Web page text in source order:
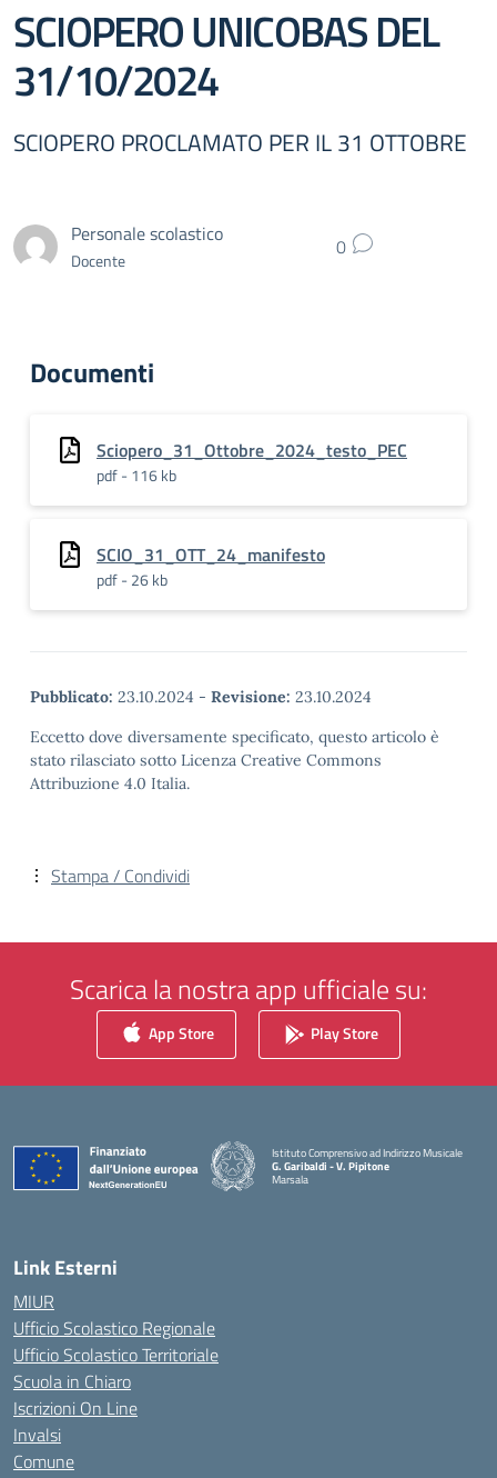
SCIOPERO UNICOBAS DEL
31/10/2024
SCIOPERO PROCLAMATO PER IL 31 OTTOBRE
Personale scolastico
Docente 0
Documenti
Sciopero_31_Ottobre_2024_testo_PEC
pdf - 116 kb
SCIO_31_OTT_24_manifesto
pdf - 26 kb
Pubblicato: 23.10.2024 - Revisione: 23.10.2024
Eccetto dove diversamente specificato, questo articolo è
stato rilasciato sotto Licenza Creative Commons
Attribuzione 4.0 Italia.
Stampa / Condividi
Scarica la nostra app ufficiale su:
App Store Play Store
Istituto Comprensivo ad Indirizzo Musicale
G. Garibaldi - V. Pipitone
Marsala
Link Esterni
MIUR
Ufficio Scolastico Regionale
Ufficio Scolastico Territoriale
Scuola in Chiaro
Iscrizioni On Line
Invalsi
Comune